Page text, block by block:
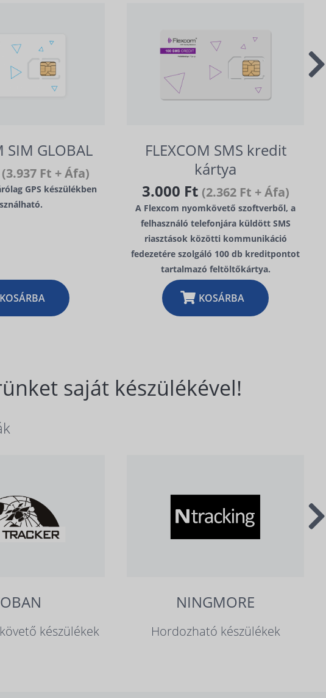
SIM GLOBAL
(3.937 Ft + Áfa)
GPS készülékben
KOSÁRBA
FLEXCOM SMS kredit
kártya
3.000 Ft (2.362 Ft + Áfa)
A Flexcom nyomkövető szoftverből, a
felhasználó telefonjára küldött SMS
riasztások közötti kommunikáció
fedezetére szolgáló 100 db kreditpontot
tartalmazó feltöltőkártya.
KOSÁRBA
saját készülékével!
készülékek
NINGMORE
Hordozható készülékek